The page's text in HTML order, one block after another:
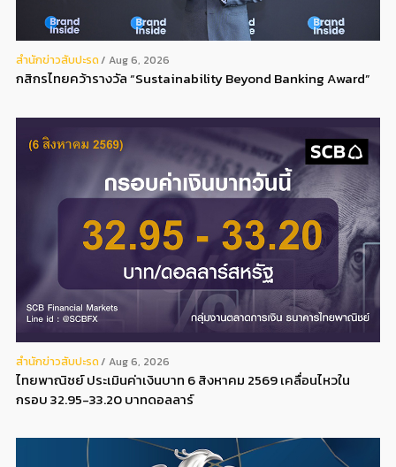
สํานักข่าวสับปะรด Aug 6, 2026
กสิกรไทยคว้ารางวัล “Sustainability Beyond Banking Award”
สํานักข่าวสับปะรด Aug 6, 2026
ไทยพาณิชย์ ประเมินค่าเงินบาท 6 สิงหาคม 2569 เคลื่อนไหวใน
กรอบ 32.95-33.20 บาทดอลลาร์